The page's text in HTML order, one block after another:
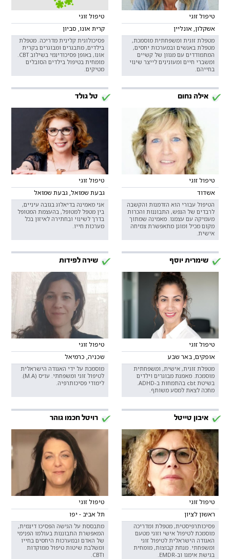
טיפול זוגי
אשקלון, אונליין
מטפלת זוגית ומשפחתית מוסמכת,
מטפלת באנשים ובמערכות יחסים,
המתמודדים עם מגוון של קשיים
ומשברי חיים ומעונינים לייצר שינוי
בחייהם.
טיפול זוגי
קרית אונו, סביון
פסיכולוגית קלינית מדריכה. מטפלת
בילדים, מתבגרים ומבוגרים בקרית
מומחית בטיפול בילדים הסובלים
מטיקים.
אילה נחום
טיפול זוגי
אשדוד
הטיפול עבורי הוא הזדמנות והקשבה
לרבדים של הנפש, התבוננות והכרות
מעמיקה עם עצמנו. מאמינה שמתוך
מקום מכיל ומוגן מתאפשרת צמיחה
אישית.
טל גולד
טיפול זוגי
גבעת שמואל, גבעת שמואל
אני מאמינה בדיאלוג בגובה עיניים,
בין מטפל למטופל, בהעצמת המטופל
בדרך לשינוי ובחתירה לאיזון בכל
מערכות חייו.
שימרית יוסף
טיפול זוגי
אופקים, באר שבע
מטפלת זוגית, אישית, ומשפחתית
מוסמכת. מאמנת מבוגרים וילדים
בשיטת cbt בהתמחות ב-ADHD.
מחכה לצאת למסע משותף.
שירה לפידות
טיפול זוגי
שכניה, כרמיאל
מוסמכת על ידי האגודה הישראלית
לטיפול זוגי ומשפחתי. עו״ס (M.A).
לימודי פסיכותרפיה.
איבון טייטל
טיפול זוגי
ראשון לציון
פסיכותרפיסטית, מטפלת ומדריכה
מוסמכת לטיפול אישי וזוגי מטעם
האגודה הישראלית לטיפול זוגי
ומשפחתי. מנחת קבוצות, מומחית
בגישת אימגו וב-EMDR.
רויטל חכמו גוהר
טיפול זוגי
תל אביב - יפו
מתבססת על הגישה הפסיכו דינמית,
המאפשרת התבוננות בעולמו הפנימי
של האדם ובמערכות היחסים בחייו
ומשלבת שיטות טיפול ממוקדות
וCBT.